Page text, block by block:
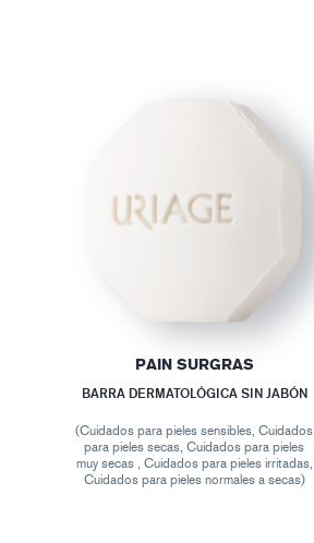
PAIN SURGRAS
BARRA DERMATOLÓGICA SIN JABÓN
(Cuidados para pieles sensibles, Cuidados
para pieles secas, Cuidados para pieles
muy secas , Cuidados para pieles irritadas,
Cuidados para pieles normales a secas)